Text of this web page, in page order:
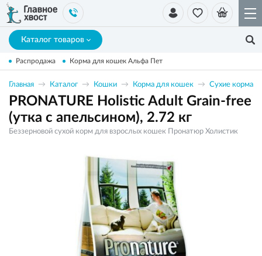
Каталог товаров
Распродажа Корма для кошек Альфа Пет
Главная Каталог Кошки Корма для кошек Сухие корма
PRONATURE Holistic Adult Grain-free
(утка с апельсином), 2.72 кг
Беззерновой сухой корм для взрослых кошек Пронатюр Холистик